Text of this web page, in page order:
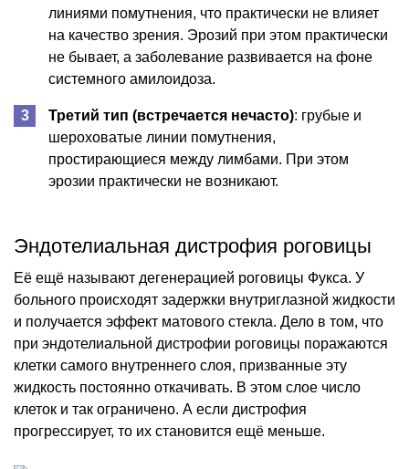
линиями помутнения, что практически не влияет
на качество зрения. Эрозий при этом практически
не бывает, а заболевание развивается на фоне
системного амилоидоза.
Третий тип (встречается нечасто): грубые и
шероховатые линии помутнения,
простирающиеся между лимбами. При этом
эрозии практически не возникают.
Эндотелиальная дистрофия роговицы
Её ещё называют дегенерацией роговицы Фукса. У
больного происходят задержки внутриглазной жидкости
и получается эффект матового стекла. Дело в том, что
при эндотелиальной дистрофии роговицы поражаются
клетки самого внутреннего слоя, призванные эту
жидкость постоянно откачивать. В этом слое число
клеток и так ограничено. А если дистрофия
прогрессирует, то их становится ещё меньше.